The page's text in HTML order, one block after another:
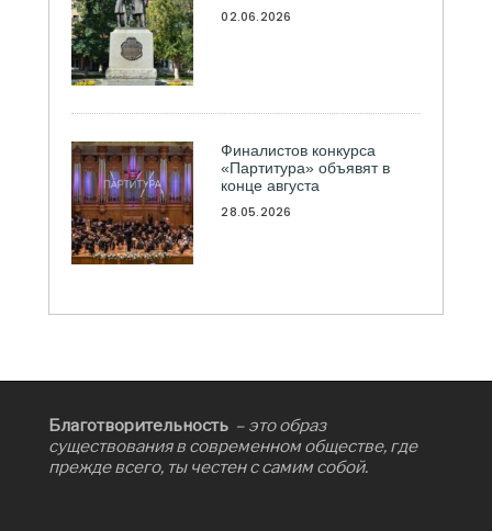
02.06.2026
Финалистов конкурса
«Партитура» объявят в
конце августа
28.05.2026
Благотворительность – это образ
существования в современном обществе, где
прежде всего, ты честен с самим собой.